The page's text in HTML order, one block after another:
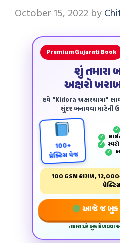
October 15, 2022 by
Premium Gujarati Book
શું તમારા
અક્ષરો
હવે "Kidora અક્ષરયાત્રા"
સુંદર બનાવવા માટેની
100+
પ્રેક્ટિસ પેજ
✓
✓
✓
✓
100 GSM કાગળ,
પ્રેક્ટિસ
આજે જ બુક
તમારા ઘરે બુક મેળવવા